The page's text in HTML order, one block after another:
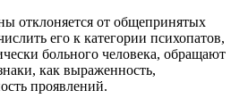
отклоняется от общепринятых
его к категории психопатов,
больного человека, обращают
как выраженность,
проявлений.